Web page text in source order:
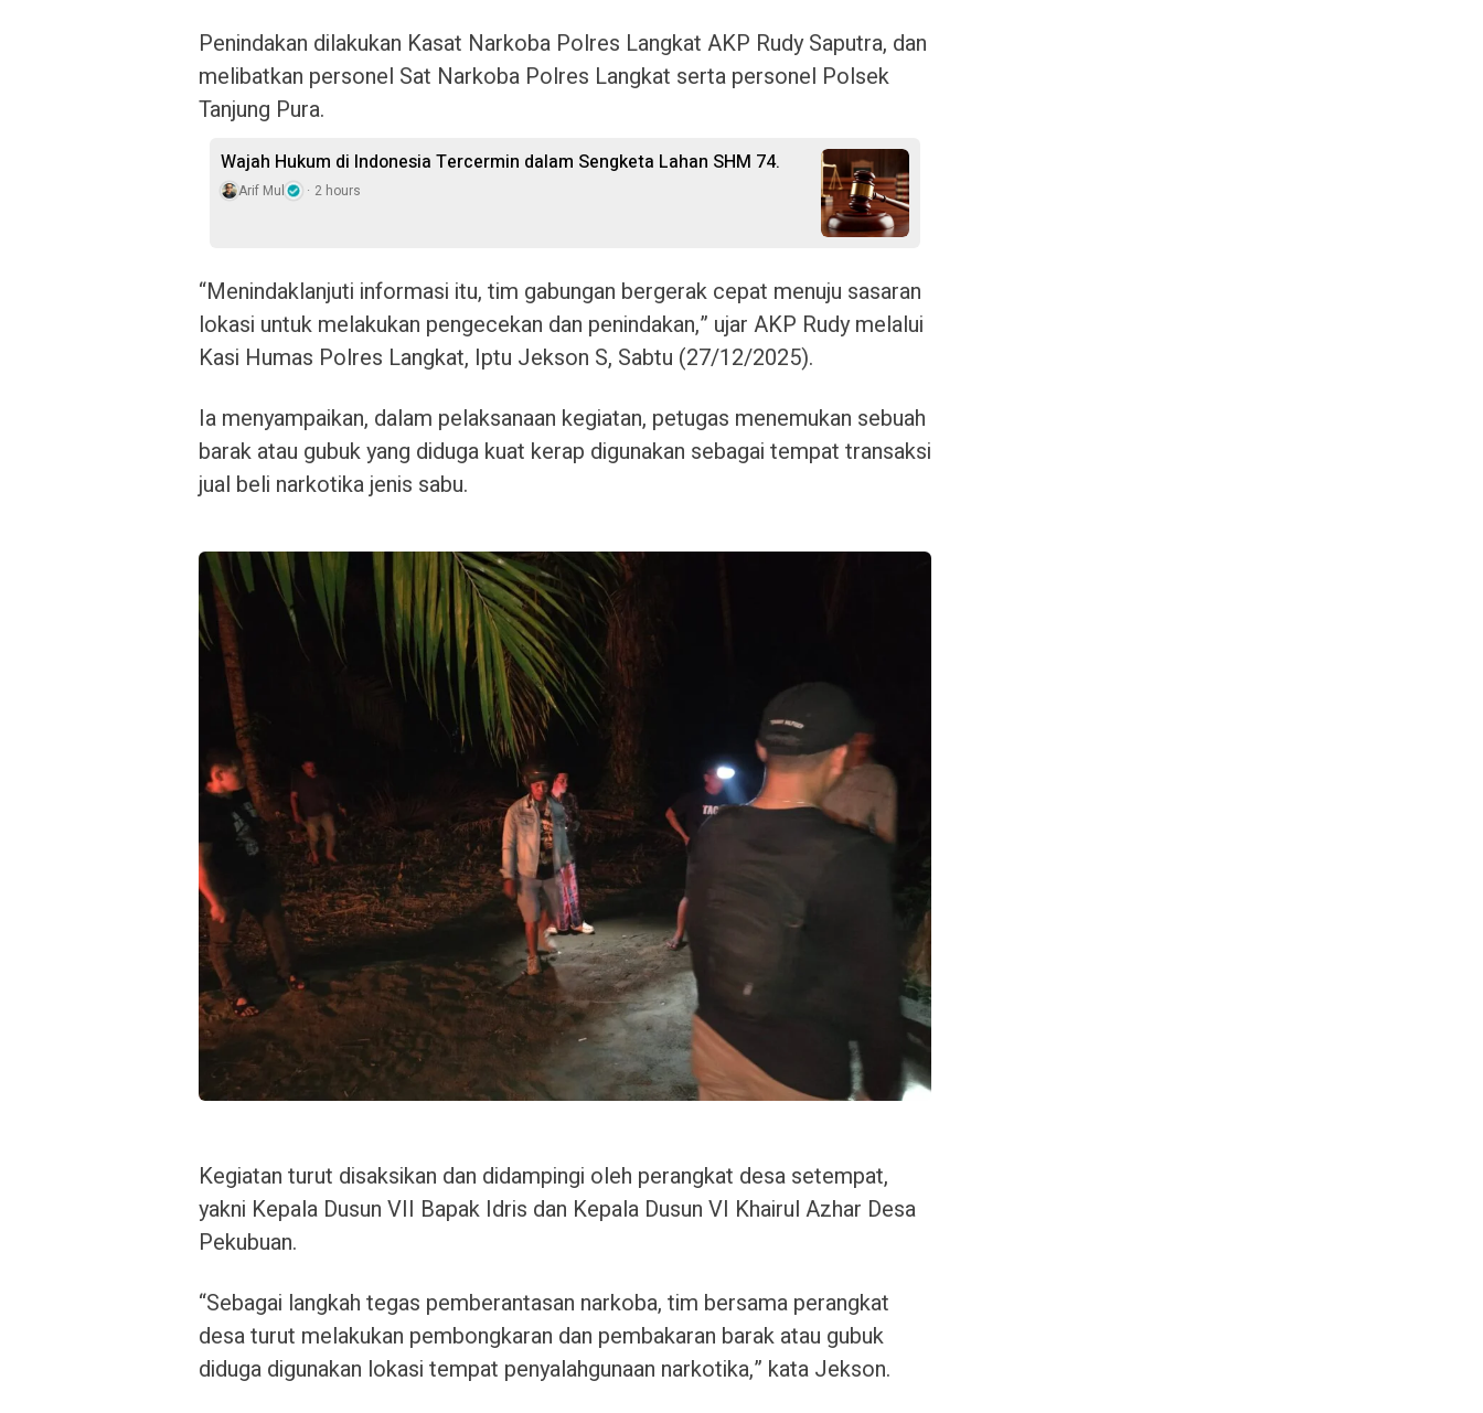
Penindakan dilakukan Kasat Narkoba Polres Langkat AKP Rudy Saputra, dan
melibatkan personel Sat Narkoba Polres Langkat serta personel Polsek
Tanjung Pura.
Wajah Hukum di Indonesia Tercermin dalam Sengketa Lahan SHM 74.
Arif Mul 2 hours
“Menindaklanjuti informasi itu, tim gabungan bergerak cepat menuju sasaran
lokasi untuk melakukan pengecekan dan penindakan,” ujar AKP Rudy melalui
Kasi Humas Polres Langkat, Iptu Jekson S, Sabtu (27/12/2025).
Ia menyampaikan, dalam pelaksanaan kegiatan, petugas menemukan sebuah
barak atau gubuk yang diduga kuat kerap digunakan sebagai tempat transaksi
jual beli narkotika jenis sabu.
Kegiatan turut disaksikan dan didampingi oleh perangkat desa setempat,
yakni Kepala Dusun VII Bapak Idris dan Kepala Dusun VI Khairul Azhar Desa
Pekubuan.
“Sebagai langkah tegas pemberantasan narkoba, tim bersama perangkat
desa turut melakukan pembongkaran dan pembakaran barak atau gubuk
diduga digunakan lokasi tempat penyalahgunaan narkotika,” kata Jekson.